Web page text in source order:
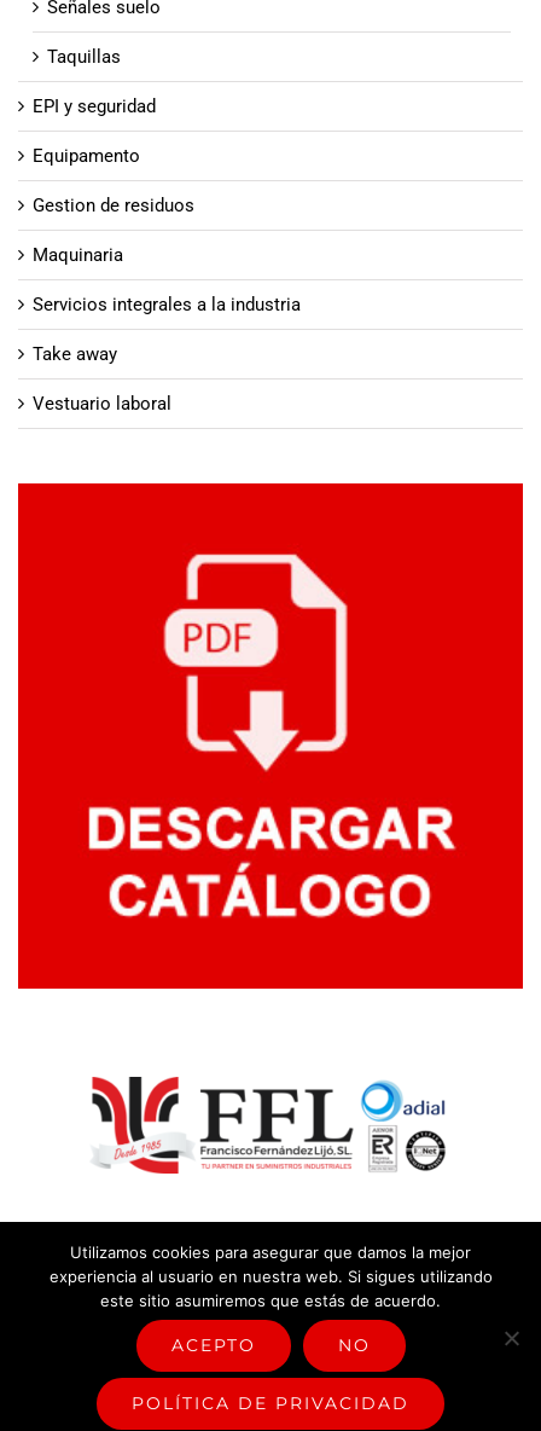
Señales suelo
Taquillas
EPI y seguridad
Equipamento
Gestion de residuos
Maquinaria
Servicios integrales a la industria
Take away
Vestuario laboral
2026 |Aviso legal y política de privacidad
sistema de gestión
FacebookRss
Utilizamos cookies para asegurar que damos la mejor
experiencia al usuario en nuestra web. Si sigues utilizando
este sitio asumiremos que estás de acuerdo.
ACEPTO NO
POLÍTICA DE PRIVACIDAD